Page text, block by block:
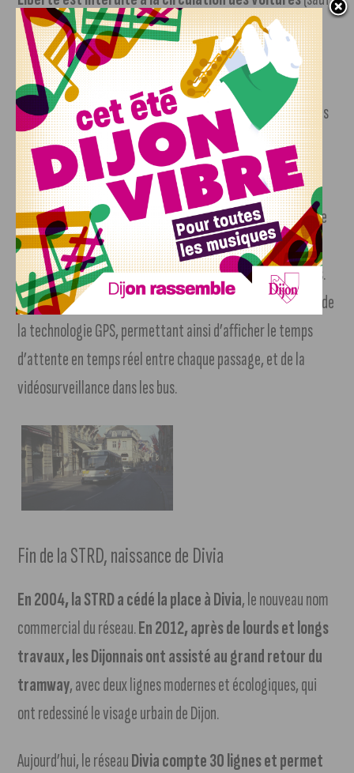
entre 22h30 et 6h30 le lendemain) et pouvait voir circuler
les premiers bus articulés. En 1988, pour célébrer les 100
ans des transports urbains dijonnais, une nouvelle ligne de
soirée a été créée, suivie des bus’Class pour les ramassages
scolaires en 1989.
Les années 90 ont vu une expansion continue du
réseau, avec de nouvelles lignes et services.En 1999, une
autre restructuration a permis d’intégrer de nouvelles
communes comme Marsannay-la-Côte, Perrigny et Ouges.
Le début des années 2000 a été marqué par l’introduction de
la technologie GPS, permettant ainsi d’afficher le temps
d’attente en temps réel entre chaque passage, et de la
vidéosurveillance dans les bus.
Fin de la STRD, naissance de Divia
En 2004, la STRD a cédé la place à Divia, le nouveau nom
commercial du réseau.En 2012, après de lourds et longs
travaux, les Dijonnais ont assisté au grand retour du
tramway, avec deux lignes modernes et écologiques, qui
ont redessiné le visage urbain de Dijon.
Aujourd’hui, le réseauDivia compte 30 lignes et permet